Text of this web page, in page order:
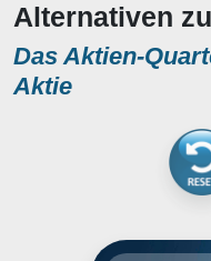
Alternativen
Das Aktien-
Aktie